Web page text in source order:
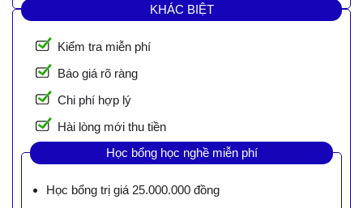
KHÁC BIỆT
Kiểm tra miễn phí
Báo giá rõ ràng
Chi phí hợp lý
Hài lòng mới thu tiền
Học bổng học nghề miễn phí
Học bổng trị giá 25.000.000 đồng